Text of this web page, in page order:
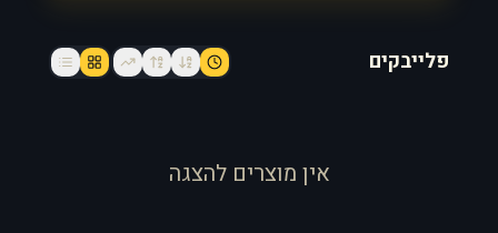
פלייבקים
אין מוצרים להצגה